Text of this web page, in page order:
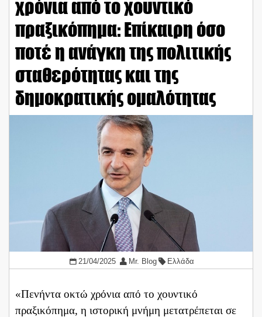
χρόνια από το χουντικό
πραξικόπημα: Επίκαιρη όσο
ποτέ η ανάγκη της πολιτικής
σταθερότητας και της
δημοκρατικής ομαλότητας
21/04/2025 Mr. Blog Ελλάδα
«Πενήντα οκτώ χρόνια από το χουντικό
πραξικόπημα, η ιστορική μνήμη μετατρέπεται σε